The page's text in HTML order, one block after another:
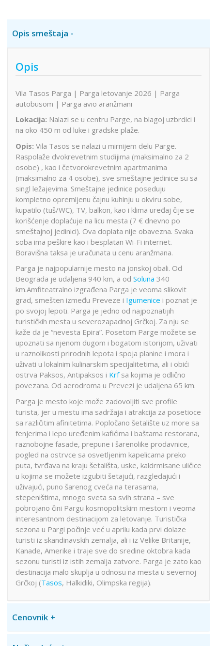
Opis smeštaja
Opis
Vila Tasos Parga | Parga letovanje 2026 | Parga
autobusom | Parga avio aranžmani
Lokacija: Nalazi se u centru Parge, na blagoj uzbrdici i
na oko 450 m od luke i gradske plaže.
Opis: Vila Tasos se nalazi u mirnijem delu Parge.
Raspolaže dvokrevetnim studijima (maksimalno za 2
osobe) , kao i četvorokrevetnim apartmanima
(maksimalno za 4 osobe), sve smeštajne jedinice su sa
singl ležajevima. Smeštajne jedinice poseduju
kompletno opremljenu čajnu kuhinju u okviru sobe,
kupatilo (tuš/WC), TV, balkon, kao i klima uređaj čije se
korišćenje doplaćuje na licu mesta (7 € dnevno po
smeštajnoj jedinici). Ova doplata nije obavezna. Svaka
soba ima peškire kao i besplatan Wi-Fi internet.
Boravišna taksa je uračunata u cenu aranžmana.
Parga je najpopularnije mesto na jonskoj obali. Od
Beograda je udaljena 940 km, a od Soluna 340
km.Amfiteatralno izgrađena Parga je veoma slikovit
grad, smešten između Preveze i Igumenice i poznat je
po svojoj lepoti. Parga je jedno od najpoznatijih
turističkih mesta u severozapadnoj Grčkoj. Za nju se
kaže da je “nevesta Epira”. Posetom Parge možete se
upoznati sa njenom dugom i bogatom istorijom, uživati
u raznolikosti prirodnih lepota i spoja planine i mora i
uživati u lokalnim kulinarskim specijalitetima, ali i obići
ostrva Paksos, Antipaksos i Krfsa kojima je odlično
povezana. Od aerodroma u Prevezi je udaljena 65 km.
Parga je mesto koje može zadovoljiti sve profile
turista, jer u mestu ima sadržaja i atrakcija za posetioce
sa različitim afinitetima. Popločano šetalište uz more sa
fenjerima i lepo uređenim kafićima i baštama restorana,
raznobojne fasade, prepune i šarenolike prodavnice,
pogled na ostrvce sa osvetljenim kapelicama preko
puta, tvrđava na kraju šetališta, uske, kaldrmisane uličice
u kojima se možete izgubiti šetajući, razgledajući i
uživajući, puno šarenog cveća na terasama,
stepeništima, mnogo sveta sa svih strana – sve
pobrojano čini Pargu kosmopolitskim mestom i veoma
interesantnom destinacijom za letovanje. Turistička
sezona u Pargi počinje već u aprilu kada prvi dolaze
turisti iz skandinavskih zemalja, ali i iz Velike Britanije,
Kanade, Amerike i traje sve do sredine oktobra kada
sezonu turisti iz istih zemalja zatvore. Parga je zato kao
destinacija malo skuplja u odnosu na mesta u severnoj
Grčkoj (Tasos, Halkidiki, Olimpska regija).
Cenovnik